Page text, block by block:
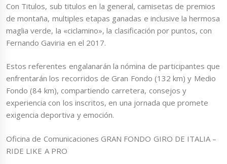
Con Titulos, sub titulos en la general, camisetas de premios
de montaña, multiples etapas ganadas e inclusive la hermosa
maglia verde, la «ciclamino», la clasificación por puntos, con
Fernando Gaviria en el 2017.
Estos referentes engalanarán la nómina de participantes que
enfrentarán los recorridos de Gran Fondo (132 km) y Medio
Fondo (84 km), compartiendo carretera, consejos y
experiencia con los inscritos, en una jornada que promete
exigencia deportiva y emoción.
Oficina de Comunicaciones GRAN FONDO GIRO DE ITALIA –
RIDE LIKE A PRO